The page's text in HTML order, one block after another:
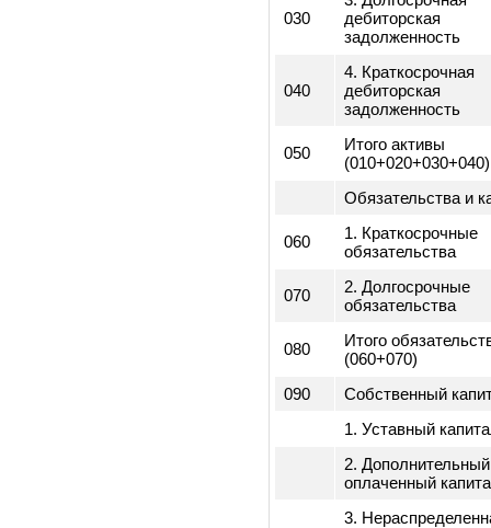
строк
Активы
1. Оборотные
2.
3. Долгосрочная
дебиторская
4.
задолженность
050
Итого активы
Обязательства
1.
2.